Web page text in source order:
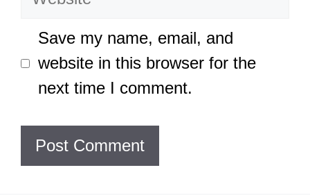
Save my name, email, and
website in this browser for the
next time I comment.